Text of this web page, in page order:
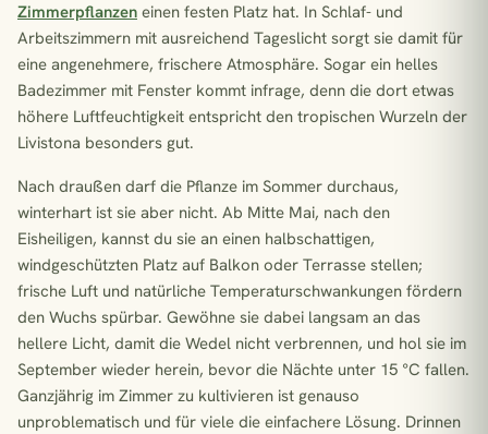
Zimmerpflanzen einen festen Platz hat. In Schlaf- und
Arbeitszimmern mit ausreichend Tageslicht sorgt sie damit für
eine angenehmere, frischere Atmosphäre. Sogar ein helles
Badezimmer mit Fenster kommt infrage, denn die dort etwas
höhere Luftfeuchtigkeit entspricht den tropischen Wurzeln der
Livistona besonders gut.
Nach draußen darf die Pflanze im Sommer durchaus,
winterhart ist sie aber nicht. Ab Mitte Mai, nach den
Eisheiligen, kannst du sie an einen halbschattigen,
windgeschützten Platz auf Balkon oder Terrasse stellen;
frische Luft und natürliche Temperaturschwankungen fördern
den Wuchs spürbar. Gewöhne sie dabei langsam an das
hellere Licht, damit die Wedel nicht verbrennen, und hol sie im
September wieder herein, bevor die Nächte unter 15 °C fallen.
Ganzjährig im Zimmer zu kultivieren ist genauso
unproblematisch und für viele die einfachere Lösung. Drinnen